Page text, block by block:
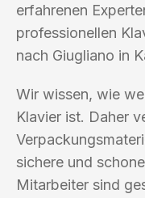
erfahrenen
professionellen
nach Giugliano in
Wir wissen, wie
Klavier ist. Daher
sichere und
Mitarbeiter sind